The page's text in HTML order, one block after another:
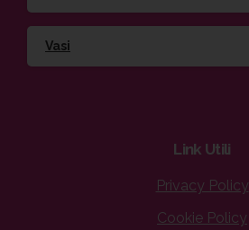
Vasi
Link Utili
Privacy Policy
Cookie Policy